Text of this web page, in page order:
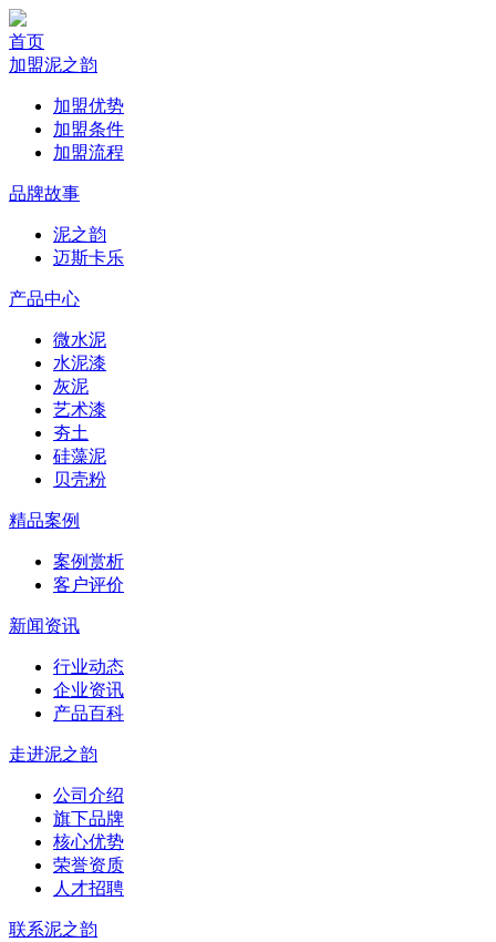
首页
加盟泥之韵
加盟优势
加盟条件
加盟流程
品牌故事
泥之韵
迈斯卡乐
产品中心
微水泥
水泥漆
灰泥
艺术漆
夯土
硅藻泥
贝壳粉
精品案例
案例赏析
客户评价
新闻资讯
行业动态
企业资讯
产品百科
走进泥之韵
公司介绍
旗下品牌
核心优势
荣誉资质
人才招聘
联系泥之韵